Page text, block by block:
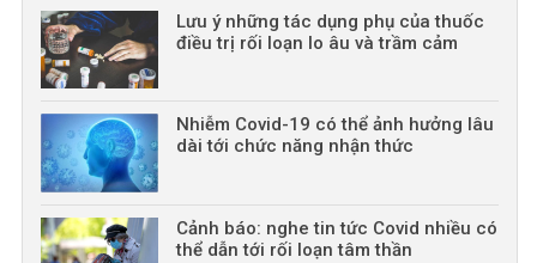
Lưu ý những tác dụng phụ của thuốc
điều trị rối loạn lo âu và trầm cảm
Nhiễm Covid-19 có thể ảnh hưởng lâu
dài tới chức năng nhận thức
Cảnh báo: nghe tin tức Covid nhiều có
thể dẫn tới rối loạn tâm thần